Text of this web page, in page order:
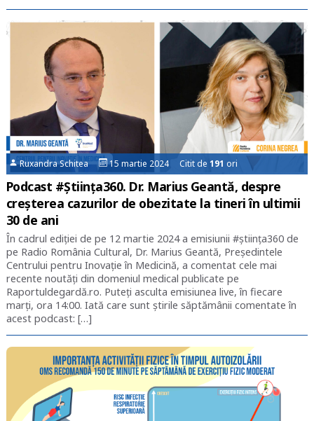
Ruxandra Schitea 15 martie 2024 Citit de191 ori
Podcast #Știința360. Dr. Marius Geantă, despre
creșterea cazurilor de obezitate la tineri în ultimii
30 de ani
În cadrul ediției de pe 12 martie 2024 a emisiunii #știința360 de
pe Radio România Cultural, Dr. Marius Geantă, Președintele
Centrului pentru Inovație în Medicină, a comentat cele mai
recente noutăți din domeniul medical publicate pe
Raportuldegardă.ro. Puteți asculta emisiunea live, în fiecare
marți, ora 14:00. Iată care sunt știrile săptămânii comentate în
acest podcast: […]